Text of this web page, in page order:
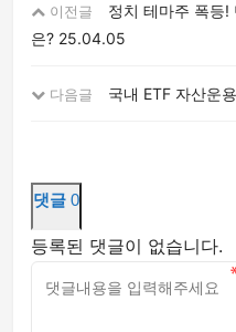
이전글
정치 테마주 폭등!
은? 25.04.05
다음글 국내 ETF 자산운
댓글 0
등록된 댓글이 없습니다.